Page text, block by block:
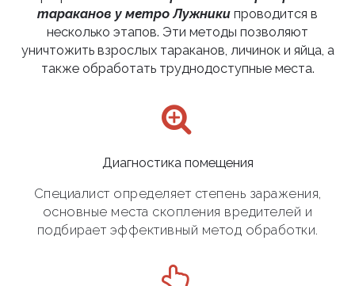
тараканов у метро Лужники проводится в
несколько этапов. Эти методы позволяют
уничтожить взрослых тараканов, личинок и яйца, а
также обработать труднодоступные места.
Диагностика помещения
Специалист определяет степень заражения,
основные места скопления вредителей и
подбирает эффективный метод обработки.